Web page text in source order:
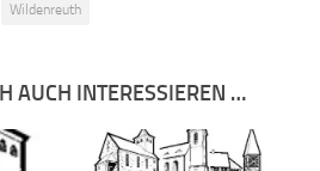
Wildenreuth
AUCH INTERESSIEREN …